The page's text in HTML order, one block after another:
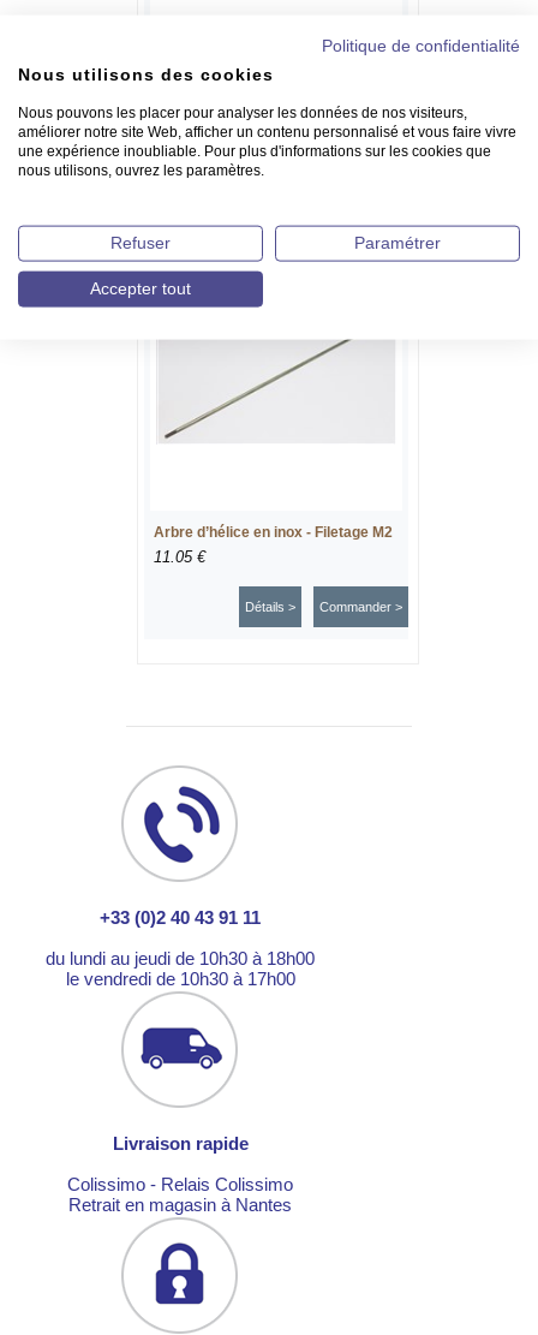
Arbre d’hélice avec étambot en
29.38 €
Détails >
Arbre d’hélice en inox - Filetage M2
11.05 €
Commander >
Détails >
+33 (0)2 40 43 91 11
du lundi au jeudi de 10h30 à 18h00
le vendredi de 10h30 à 17h00
Livraison rapide
Colissimo - Relais Colissimo
Retrait en magasin à Nantes
Politique de confidentialité
Nous utilisons des cookies
Nous pouvons les placer pour analyser les données de nos visiteurs,
améliorer notre site Web, afficher un contenu personnalisé et vous faire vivre
une expérience inoubliable. Pour plus d'informations sur les cookies que
nous utilisons, ouvrez les paramètres.
Refuser Paramétrer
Accepter tout